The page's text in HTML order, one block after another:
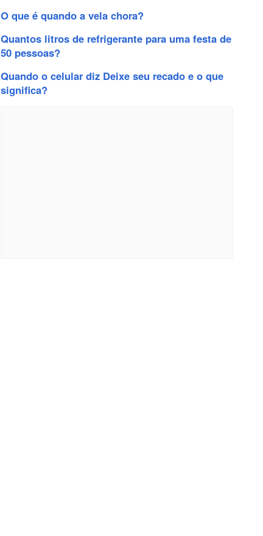
O que é quando a vela chora?
Quantos litros de refrigerante para uma festa de
50 pessoas?
Quando o celular diz Deixe seu recado e o que
significa?